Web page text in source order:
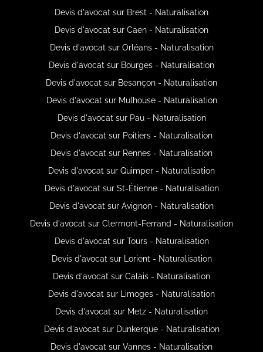
Devis d'avocat sur Brest - Naturalisation
Devis d'avocat sur Caen - Naturalisation
Devis d'avocat sur Orléans - Naturalisation
Devis d'avocat sur Bourges - Naturalisation
Devis d'avocat sur Besançon - Naturalisation
Devis d'avocat sur Mulhouse - Naturalisation
Devis d'avocat sur Pau - Naturalisation
Devis d'avocat sur Poitiers - Naturalisation
Devis d'avocat sur Rennes - Naturalisation
Devis d'avocat sur Quimper - Naturalisation
Devis d'avocat sur St-Étienne - Naturalisation
Devis d'avocat sur Avignon - Naturalisation
Devis d'avocat sur Clermont-Ferrand - Naturalisation
Devis d'avocat sur Tours - Naturalisation
Devis d'avocat sur Lorient - Naturalisation
Devis d'avocat sur Calais - Naturalisation
Devis d'avocat sur Limoges - Naturalisation
Devis d'avocat sur Metz - Naturalisation
Devis d'avocat sur Dunkerque - Naturalisation
Devis d'avocat sur Vannes - Naturalisation